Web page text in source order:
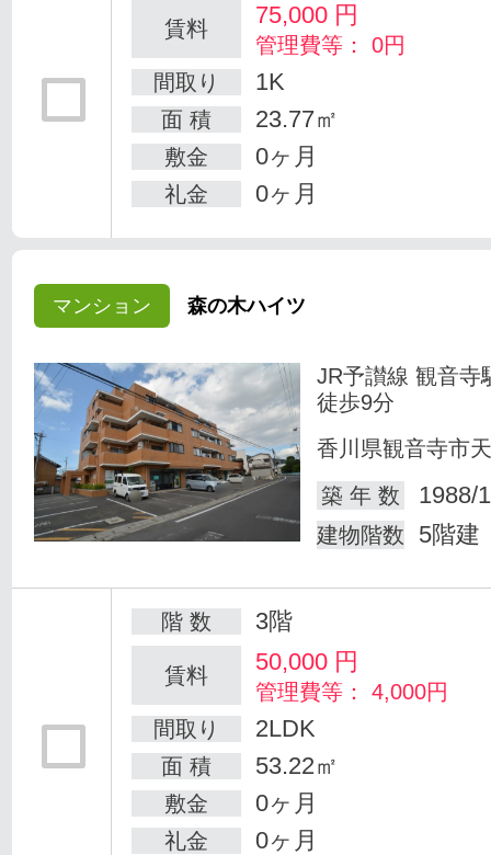
賃料 75,000 円
管理費等： 0円
間取り
1K
面 積 23.77㎡
敷金 0ヶ月
礼金 0ヶ月
マンション 森の木ハイツ
JR予讃線 観音寺
徒歩9分
香川県観音寺市
築 年 数
1988/
建物階数 5階建
階 数 3階
賃料 50,000 円
管理費等： 4,000円
間取り
2LDK
面 積 53.22㎡
敷金 0ヶ月
礼金 0ヶ月